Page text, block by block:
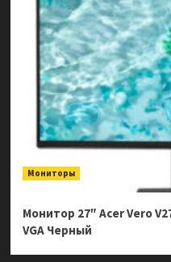
Мониторы
Монитор 27″ Acer Vero
VGA Черный